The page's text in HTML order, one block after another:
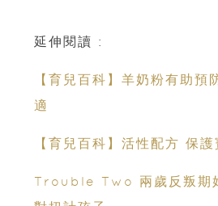
延伸閱讀 :
【育兒百科】羊奶粉有助預
適
【育兒百科】活性配方 保
Trouble Two 兩歲反叛期